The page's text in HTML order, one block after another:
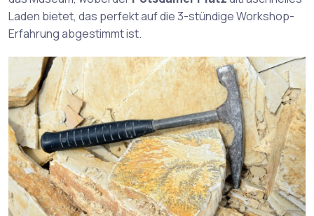
Laden bietet, das perfekt auf die 3-stündige Workshop-
Erfahrung abgestimmt ist.